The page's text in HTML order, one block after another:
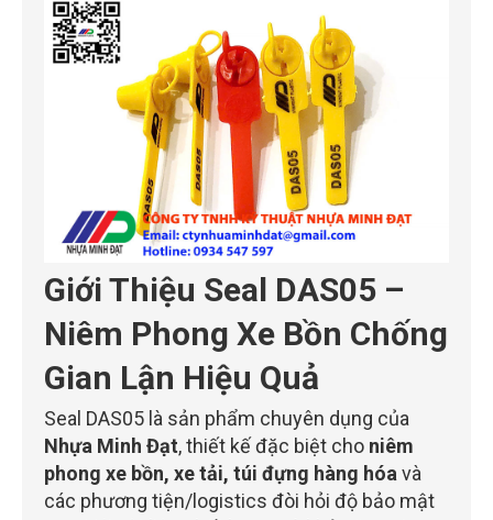
Giới Thiệu Seal DAS05 –
Niêm Phong Xe Bồn Chống
Gian Lận Hiệu Quả
Seal DAS05 là sản phẩm chuyên dụng của
Nhựa Minh Đạt, thiết kế đặc biệt cho niêm
phong xe bồn, xe tải, túi đựng hàng hóavà
các phương tiện/logistics đòi hỏi độ bảo mật